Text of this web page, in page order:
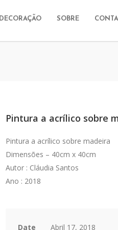
DECORAÇÃO SOBRE
Pintura a acrílico sobre
Pintura a acrílico sobre madeira
Dimensões – 40cm x 40cm
Autor : Cláudia Santos
Ano : 2018
Date Abril 17, 2018